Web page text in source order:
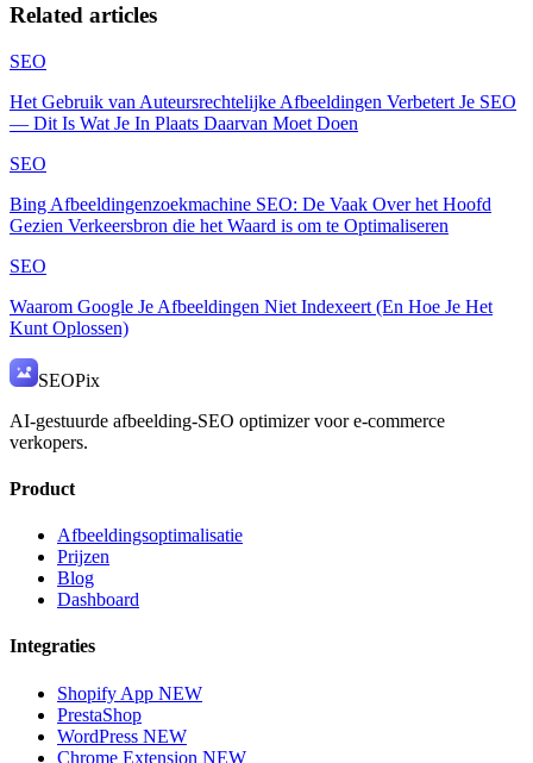
Related articles
SEO
Het Gebruik van Auteursrechtelijke Afbeeldingen Verbetert Je SEO
— Dit Is Wat Je In Plaats Daarvan Moet Doen
SEO
Bing Afbeeldingenzoekmachine SEO: De Vaak Over het Hoofd
Gezien Verkeersbron die het Waard is om te Optimaliseren
SEO
Waarom Google Je Afbeeldingen Niet Indexeert (En Hoe Je Het
Kunt Oplossen)
SEOPix
AI-gestuurde afbeelding-SEO optimizer voor e-commerce
verkopers.
Product
Afbeeldingsoptimalisatie
Prijzen
Blog
Dashboard
Integraties
Shopify App NEW
PrestaShop
WordPress NEW
Chrome Extension NEW